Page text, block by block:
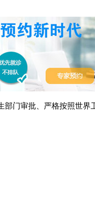
部门审批、严格按照世